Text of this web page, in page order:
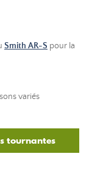
Smith AR-S pour la
variés
tournantes